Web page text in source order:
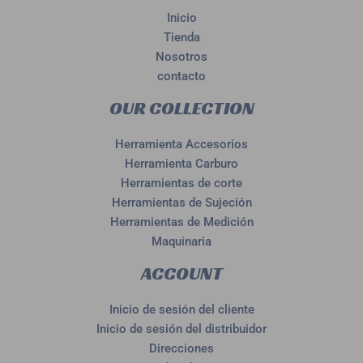
Inicio
Tienda
Nosotros
contacto
OUR COLLECTION
Herramienta Accesorios
Herramienta Carburo
Herramientas de corte
Herramientas de Sujeción
Herramientas de Medición
Maquinaria
ACCOUNT
Inicio de sesión del cliente
Inicio de sesión del distribuidor
Direcciones